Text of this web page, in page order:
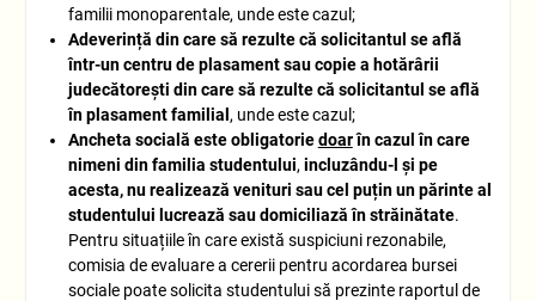
familii monoparentale, unde este cazul;
Adeverință din care să rezulte că solicitantul se află
într-un centru de plasament sau copie a hotărârii
judecătorești din care să rezulte că solicitantul se află
în plasament familial , unde este cazul;
Ancheta socială este obligatoriedoarîn cazul în care
nimeni din familia studentului, incluzându-l și pe
acesta, nu realizează venituri sau cel puțin un părinte al
studentului lucrează sau domiciliază în străinătate.
Pentru situațiile în care există suspiciuni rezonabile,
comisia de evaluare a cererii pentru acordarea bursei
sociale poate solicita studentului să prezinte raportul de